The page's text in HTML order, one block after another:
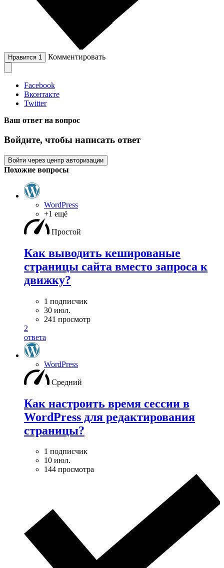
Нравится 1 Комментировать
Facebook
Вконтакте
Twitter
Ваш ответ на вопрос
Войдите, чтобы написать ответ
Войти через центр авторизации
Похожие вопросы
WordPress
+1 ещё
Простой
Как выводить кешированые
страницы сайта вместо запроса к
движку?
1 подписчик
30 июл.
241 просмотр
2
ответа
WordPress
Средний
Как настроить время сессии в
WordPress для редактирования
страницы?
1 подписчик
10 июл.
144 просмотра